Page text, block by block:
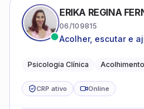
ERIKA REGINA
06/109815
Acolher, escutar e
Psicologia Clínica Acolhimento
CRP ativo Online